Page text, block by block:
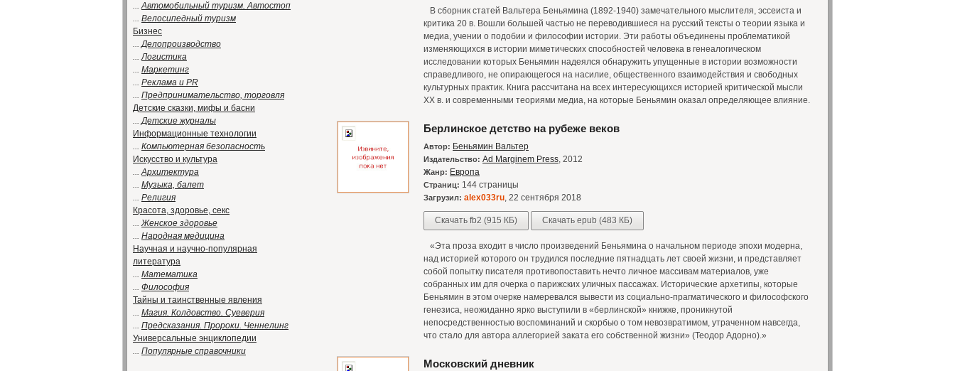
...Автомобильный туризм. Автостоп
... Велосипедный туризм
Бизнес
...Делопроизводство
...Логистика
... Маркетинг
... Реклама и PR
... Предпринимательство, торговля
Детские сказки, мифы и басни
...Детские журналы
Информационные технологии
... Компьютерная безопасность
Искусство и культура
...Архитектура
... Музыка, балет
... Религия
Красота, здоровье, секс
...Женское здоровье
... Народная медицина
Научная и научно-популярная
литература
... Математика
... Философия
Тайны и таинственные явления
... Магия. Колдовство. Суеверия
... Предсказания. Пророки. Ченнелинг
Универсальные энциклопедии
... Популярные справочники
В сборник статей Вальтера Беньямина (1892-1940) замечательного мыслителя, эссеиста и
критика 20 в. Вошли большей частью не переводившиеся на русский тексты о теории языка и
медиа, учении о подобии и философии истории. Эти работы объединены проблематикой
изменяющихся в истории миметических способностей человека в генеалогическом
исследовании которых Беньямин надеялся обнаружить упущенные в истории возможности
справедливого, не опирающегося на насилие, общественного взаимодействия и свободных
культурных практик. Книга рассчитана на всех интересующихся историей критической мысли
ХХ в. и современными теориями медиа, на которые Беньямин оказал определяющее влияние.
Берлинское детство на рубеже веков
Автор: Беньямин Вальтер
Издательство: Ad Marginem Press, 2012
Жанр: Европа
Страниц: 144 страницы
Загрузил: alex033ru, 22 сентября 2018
Скачать fb2 (915 КБ) Скачать epub (483 КБ)
«Эта проза входит в число произведений Беньямина о начальном периоде эпохи модерна,
над историей которого он трудился последние пятнадцать лет своей жизни, и представляет
собой попытку писателя противопоставить нечто личное массивам материалов, уже
собранных им для очерка о парижских уличных пассажах. Исторические архетипы, которые
Беньямин в этом очерке намеревался вывести из социально-прагматического и философского
генезиса, неожиданно ярко выступили в «берлинской» книжке, проникнутой
непосредственностью воспоминаний и скорбью о том невозвратимом, утраченном навсегда,
что стало для автора аллегорией заката его собственной жизни» (Теодор Адорно).»
Московский дневник